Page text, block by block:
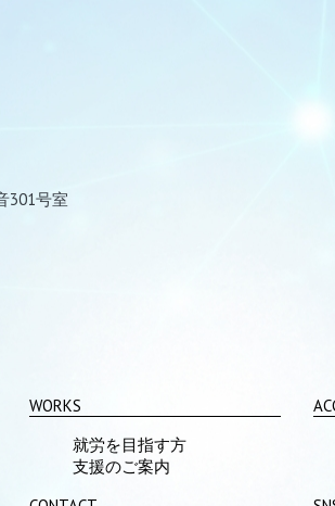
301号室
WORKS
就労を目指す方
支援のご案内